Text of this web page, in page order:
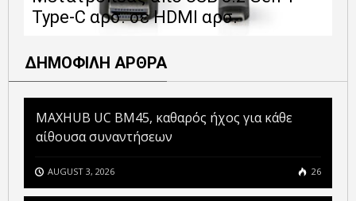
Type-C αρσ. σε HDMI αρσ.
ΔΗΜΟΦΙΛΗ ΑΡΘΡΑ
MAXHUB UC BM45, καθαρός ήχος για κάθε
αίθουσα συναντήσεων
AUGUST 3, 2026 26